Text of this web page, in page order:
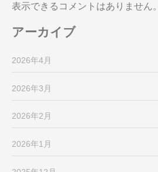
表示できるコメントはありません。
アーカイブ
2026年4月
2026年3月
2026年2月
2026年1月